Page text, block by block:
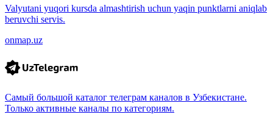
Valyutani yuqori kursda almashtirish uchun yaqin punktlarni aniqlab
beruvchi servis.
onmap.uz
Самый большой каталог телеграм каналов в Узбекистане.
Только активные каналы по категориям.